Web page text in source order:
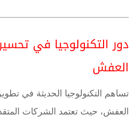
دور التكنولوجيا في
العفش
تساهم التكنولوجيا الحديثة في
العفش، حيث تعتمد الشركات